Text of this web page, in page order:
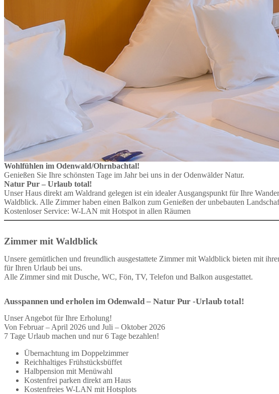
Wohlfühlen im Odenwald/Ohrnbachtal!
Genießen Sie Ihre schönsten Tage im Jahr bei uns in der Odenwälder Natur.
Natur Pur – Urlaub total!
Unser Haus direkt am Waldrand gelegen ist ein idealer Ausgangspunkt für Ihre
Waldblick. Alle Zimmer haben einen Balkon zum Genießen der unbebauten
Kostenloser Service: W-LAN mit Hotspot in allen Räumen
Zimmer mit Waldblick
Unsere gemütlichen und freundlich ausgestattete Zimmer mit Waldblick bieten mit
für Ihren Urlaub bei uns.
Alle Zimmer sind mit Dusche, WC, Fön, TV, Telefon und Balkon ausgestattet.
Ausspannen und erholen im Odenwald – Natur Pur -Urlaub total!
Unser Angebot für Ihre Erholung!
Von Februar – April 2026 und Juli – Oktober 2026
7 Tage Urlaub machen und nur 6 Tage bezahlen!
Übernachtung im Doppelzimmer
Reichhaltiges Frühstücksbüffet
Halbpension mit Menüwahl
Kostenfrei parken direkt am Haus
Kostenfreies W-LAN mit Hotsplots